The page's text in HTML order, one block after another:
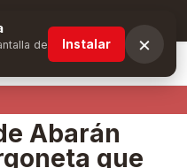
exclusivas
Abarán
que
de
Instalar ×